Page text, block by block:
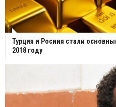
Турция и Росиия стали
2018 году